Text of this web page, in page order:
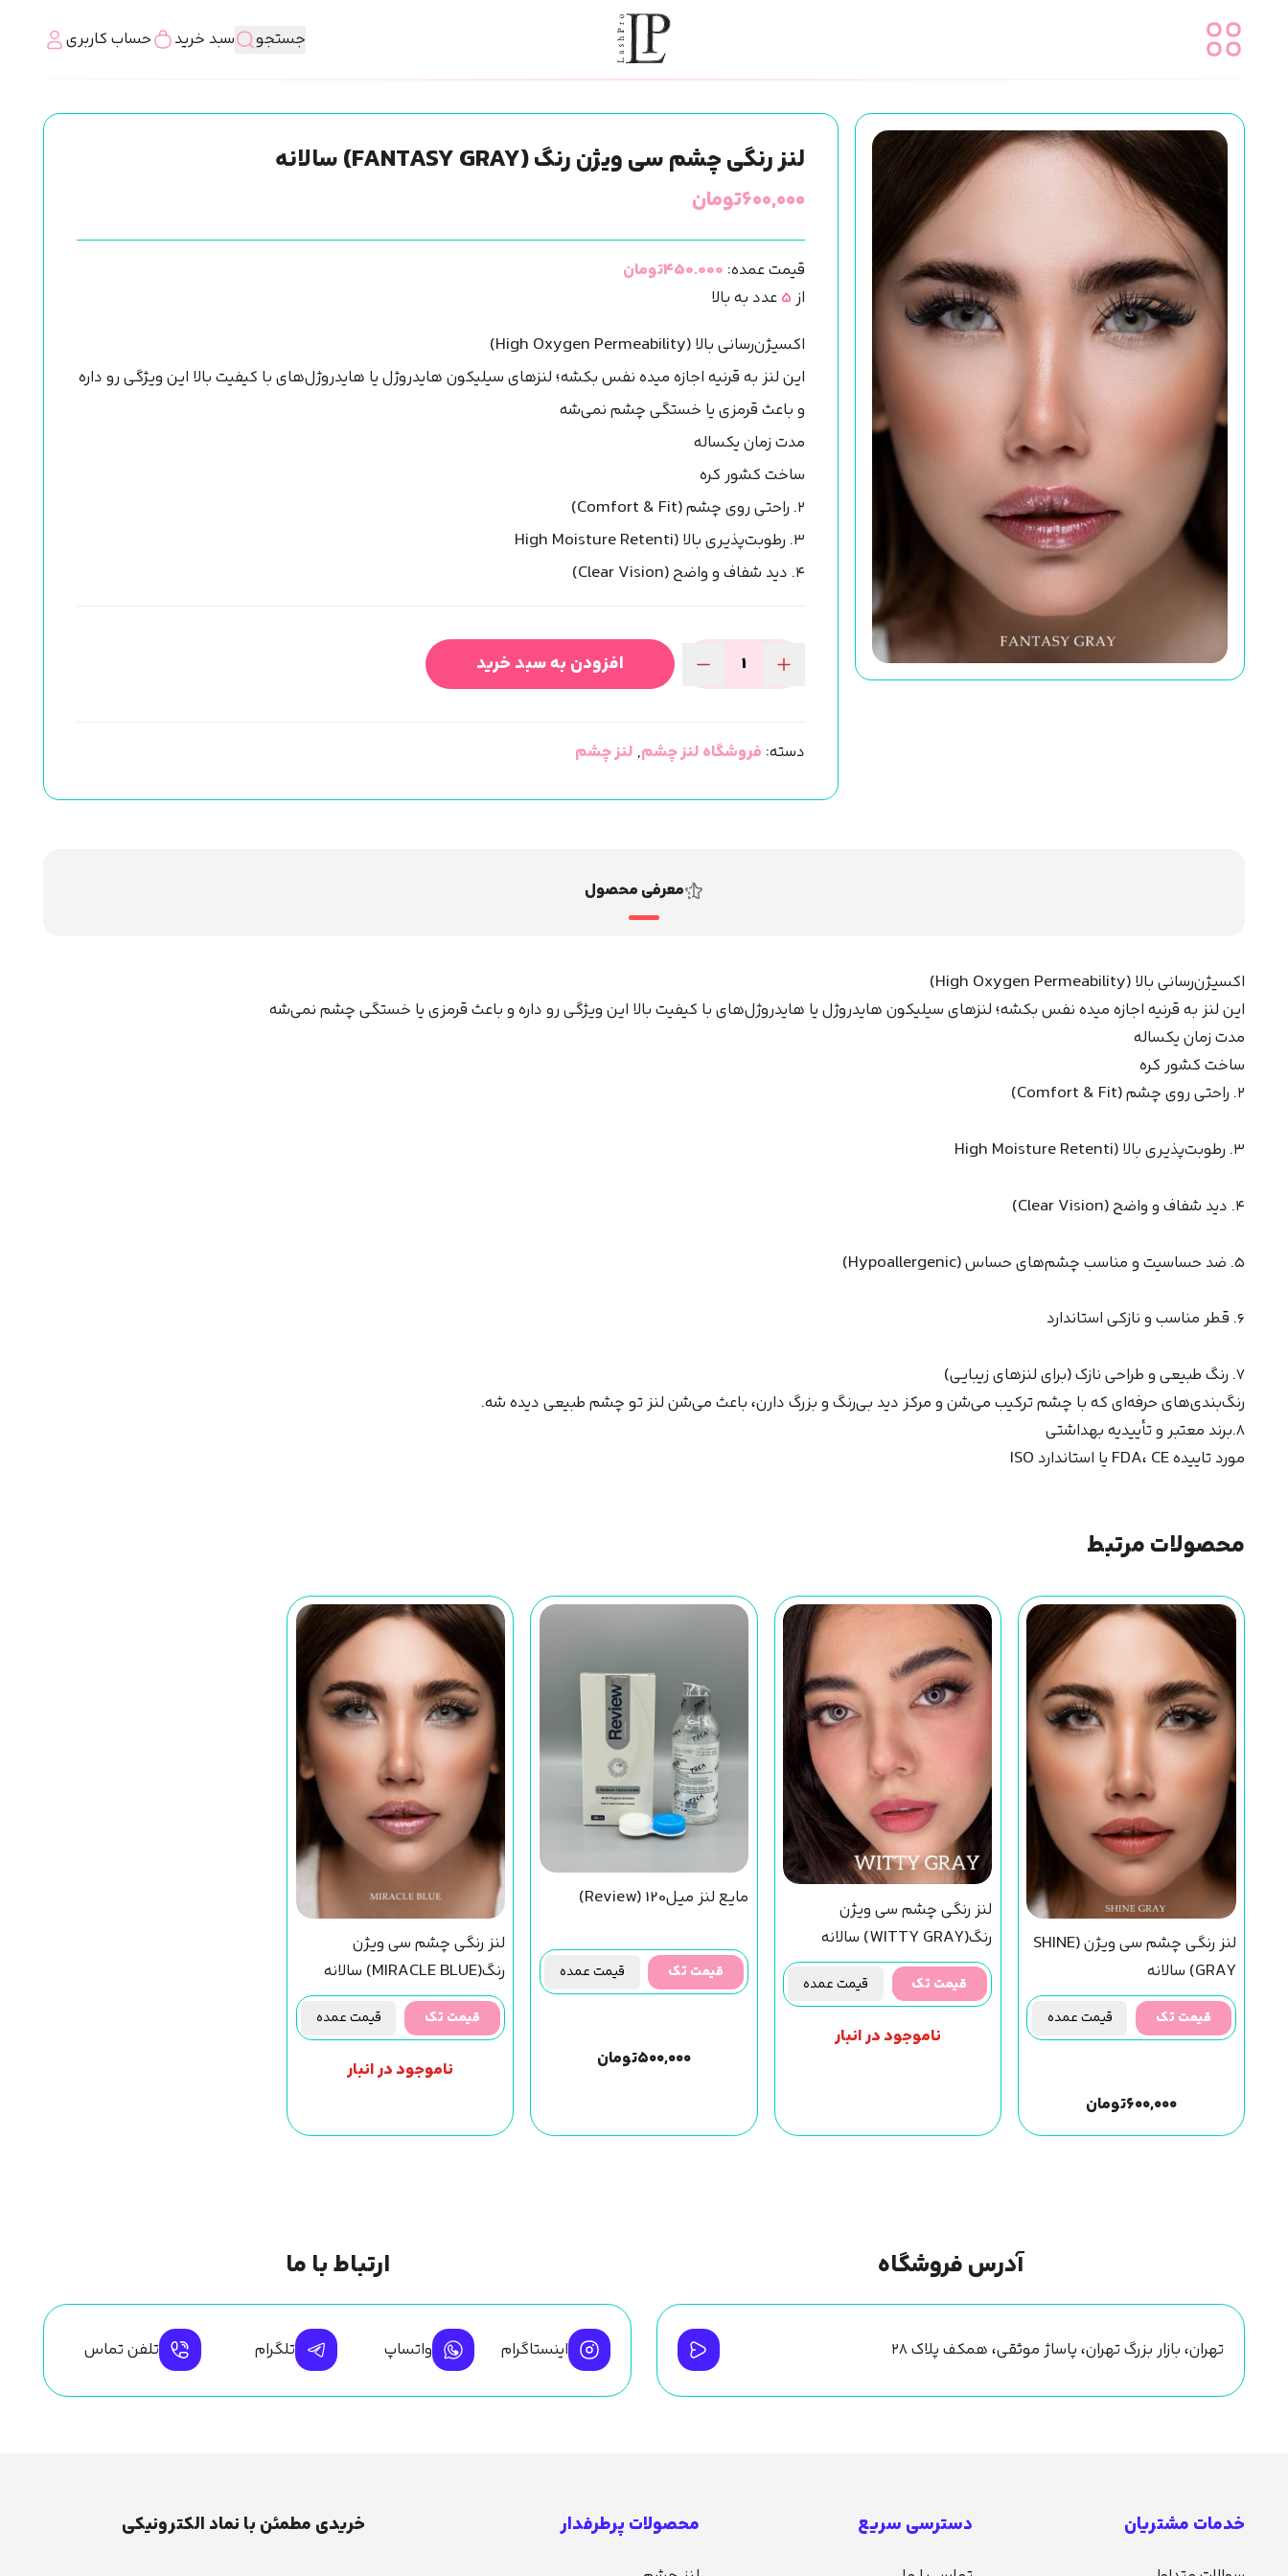
جستجو سبد خرید حساب کاربری
لنز رنگی چشم سی ویژن رنگ (FANTASY GRAY) سالانه
۶۰۰,۰۰۰تومان
قیمت عمده: 450.000تومان
از5عدد به بالا
اکسیژن‌رسانی بالا (High Oxygen Permeability)
اين لنز به قرنیه اجازه ميده نفس بکشه؛ لنزهای سیلیکون هایدروژل یا هایدروژل‌های با کیفیت بالا این ویژگی رو داره
و باعث قرمزی یا خستگی چشم نمی‌شه
مدت زمان یکساله
ساخت کشور کره
۲. راحتی روی چشم (Comfort & Fit)
۳. رطوبت‌پذیری بالا (High Moisture Retenti
۴. دید شفاف و واضح (Clear Vision)
سی
افزودن به سبد خرید
دسته: فروشگاه لنز چشم, لنز چشم
معرفی محصول
اکسیژن‌رسانی بالا (High Oxygen Permeability)
اين لنز به قرنیه اجازه ميده نفس بکشه؛ لنزهای سیلیکون هایدروژل یا هایدروژل‌های با کیفیت بالا این ویژگی رو داره و باعث قرمزی یا خستگی چشم نمی‌شه
مدت زمان یکساله
ساخت کشور کره
۲. راحتی روی چشم (Comfort & Fit)
۳. رطوبت‌پذیری بالا (High Moisture Retenti
۴. دید شفاف و واضح (Clear Vision)
۵. ضد حساسیت و مناسب چشم‌های حساس (Hypoallergenic)
۶. قطر مناسب و نازکی استاندارد
۷. رنگ طبیعی و طراحی نازک (برای لنزهای زیبایی)
رنگ‌بندی‌های حرفه‌ای که با چشم ترکیب می‌شن و مرکز دید بی‌رنگ و بزرگ دارن، باعث می‌شن لنز تو چشم طبیعی دیده شه.
٨.برند معتبر و تأییدیه بهداشتی
مورد تاییده FDA، CE یا استاندارد ISO
محصولات مرتبط
لنز رنگی چشم سی ویژن (SHINE
GRAY) سالانه
قیمت تک قیمت عمده
۶۰۰,۰۰۰تومان
لنز رنگی چشم سی ویژن
رنگ(WITTY GRAY) سالانه
قیمت تک قیمت عمده
ناموجود در انبار
مایع لنز میل120 (Review)
قیمت تک قیمت عمده
۵۰۰,۰۰۰تومان
لنز رنگی چشم سی ویژن
رنگ(MIRACLE BLUE) سالانه
قیمت تک قیمت عمده
ناموجود در انبار
آدرس فروشگاه
تهران، بازار بزرگ تهران، پاساژ موثقی، همکف پلاک ۲۸
ارتباط با ما
اینستاگرام واتساپ تلگرام تلفن تماس
خدمات مشتریان دسترسی سریع محصولات پرطرفدار خریدی مطمئن با نماد الکترونیکی